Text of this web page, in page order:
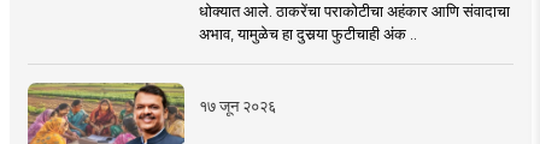
धोक्यात आले. ठाकरेंचा पराकोटीचा अहंकार आणि संवादाचा
अभाव, यामुळेच हा दुसर्‍या फुटीचाही अंक ..
१७ जून २०२६